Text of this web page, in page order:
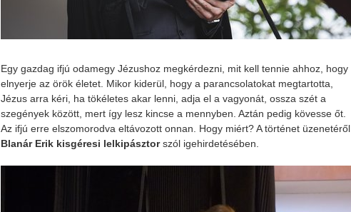
Egy gazdag ifjú odamegy Jézushoz megkérdezni, mit kell tennie ahhoz, hogy
elnyerje az örök életet. Mikor kiderül, hogy a parancsolatokat megtartotta,
Jézus arra kéri, ha tökéletes akar lenni, adja el a vagyonát, ossza szét a
szegények között, mert így lesz kincse a mennyben. Aztán pedig kövesse őt.
Az ifjú erre elszomorodva eltávozott onnan. Hogy miért? A történet üzenetéről
Blanár Erik kisgéresi lelkipásztorszól igehirdetésében.